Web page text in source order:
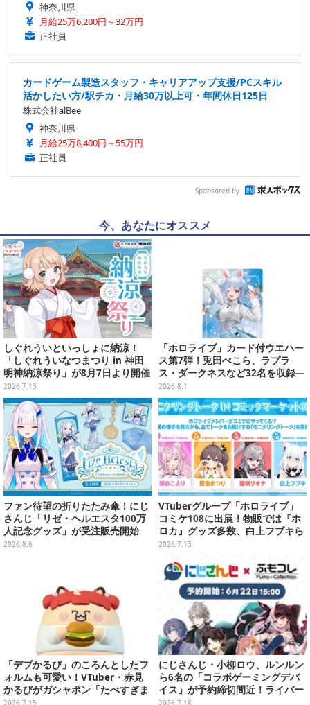
神奈川県
月給25万6,200円～32万円
正社員
カードゲーム製造スタッフ・キャリアアップ支援/PCスキル
活かしたい方/駅チカ・月給30万以上可・年間休日125日
株式会社alBee
神奈川県
月給25万8,400円～55万円
正社員
Sponsored by
今、あなたにオススメ
しぐれういといっしょに納涼！
「しぐれういなつまつり in 神田
明神納涼祭り」が8月7日より開催
決定
2026.7.13
「ホロライブ」カード付ウエハー
ス第7弾！兎田ぺこら、ラプラ
ス・ダークネスなど32名を収録―
裏面には手書きメッセージも
2026.8.1
ファン待望の折りたたみ傘！にじ
さんじ「リゼ・ヘルエスタ100万
人記念グッズ」が受注販売開始
2026.8.6
VTuberグループ「ホロライブ」
コミケ108に出展！物販では『ホ
ロカ』グッズ多数、白上フブキら
4人のモニタリングトークもお届
2026.7.13
「デブかるび」のころんとしたフ
ォルムも可愛い！VTuber・赤見
かるびがガシャポン「たべすぎま
して・・・」シリーズに
2026.7.15
にじさんじ・小柳ロウ、ルンルン
ら6名の「コラボゲーミングデバ
イス」が予約締切間近！ライバー
完全監修のキーボード等をライン
2026.7.18